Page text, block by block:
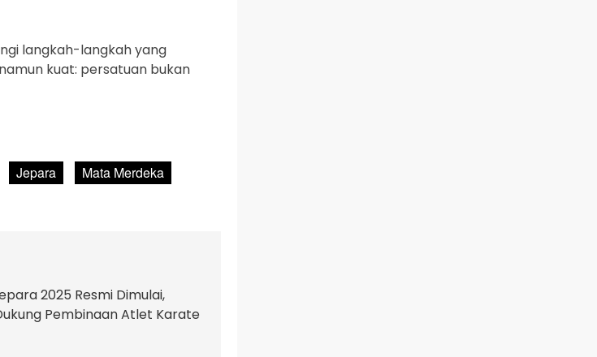
langkah-langkah yang
kuat: persatuan bukan
Jepara
Mata Merdeka
2025 Resmi Dimulai,
Pembinaan Atlet Karate